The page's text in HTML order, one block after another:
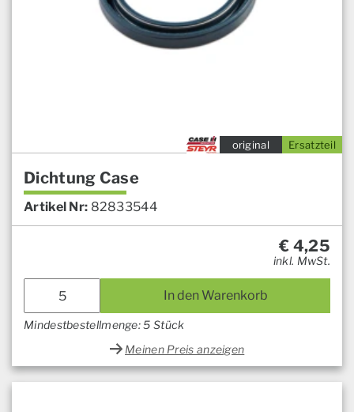
Ersatzteil
original
Dichtung Case
Artikel Nr: 82833544
€ 4,25
inkl. MwSt.
In den Warenkorb
Mindestbestellmenge: 5 Stück
Meinen Preis anzeigen